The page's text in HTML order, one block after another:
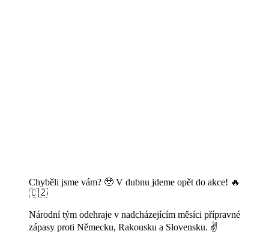
Chyběli jsme vám? 🥹 V dubnu jdeme opět do akce! 🔥
🇨🇿
Národní tým odehraje v nadcházejícím měsíci přípravné
zápasy proti Německu, Rakousku a Slovensku. ✌️